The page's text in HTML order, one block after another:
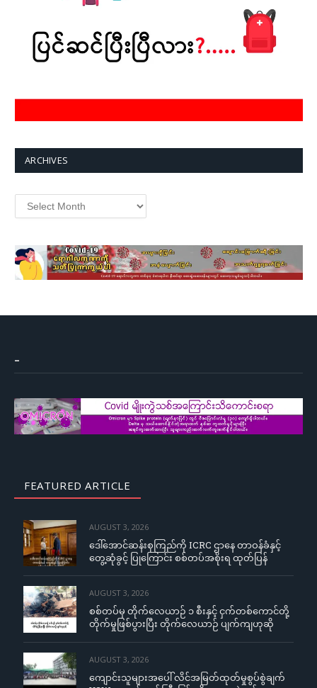
ARCHIVES
Archives
–
FEATURED ARTICLE
AUGUST 3, 2026
ဒေါ်အောင်ဆန်းစုကြည်ကို ICRC ဌာနေ တာဝန်ခံနှင့်
တွေ့ဆုံခွင့် ပြုကြောင်း စစ်တပ်အစိုးရ ထုတ်ပြန်
AUGUST 3, 2026
စစ်တပ်မှ တိုက်လေယာဉ် ၁ စီးနှင့် ငှက်တစ်ကောင်တို့
တိုက်မှုဖြစ်ပွားပြီး တိုက်လေယာဉ် ပျက်ကျဟုဆို
AUGUST 3, 2026
ကျောင်းသူများအပေါ် လိင်အမြတ်ထုတ်မှုစွပ်စွဲချက်